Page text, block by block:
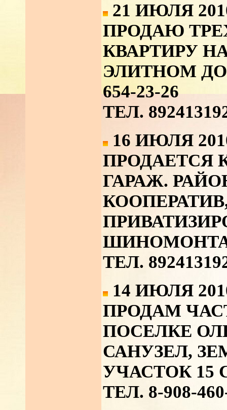
21 ИЮЛЯ
ПРОДАЮ
КВАРТИРУ
ЭЛИТНОМ
654-23-26
ТЕЛ.
16 ИЮЛЯ
ПРОДАЕТСЯ
ГАРАЖ.
ТЕЛ.
14 ИЮЛЯ
ПРОДАМ
ПОСЕЛКЕ
САНУЗЕЛ,
УЧАСТОК 15
ТЕЛ. 8-908-